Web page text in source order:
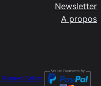
Newsletter
A propos
Damien Salort